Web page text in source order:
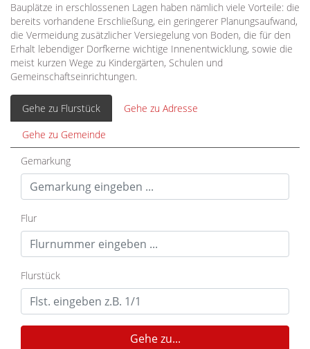
Bauplätze in erschlossenen Lagen haben nämlich viele Vorteile: die
bereits vorhandene Erschließung, ein geringerer Planungsaufwand,
die Vermeidung zusätzlicher Versiegelung von Boden, die für den
Erhalt lebendiger Dorfkerne wichtige Innenentwicklung, sowie die
meist kurzen Wege zu Kindergärten, Schulen und
Gemeinschaftseinrichtungen.
Gehe zu Flurstück
Gehe zu Adresse
Gehe zu Gemeinde
Gemarkung
Flur
Flurstück
Gehe zu...